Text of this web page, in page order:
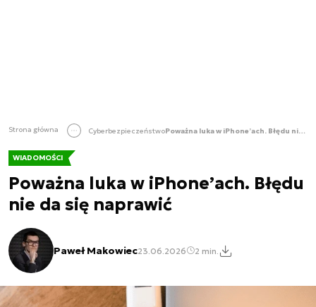
Strona główna Cyberbezpieczeństwo Poważna luka w iPhone’ach. Błędu nie da się naprawić
WIADOMOŚCI
Poważna luka w iPhone’ach. Błędu
nie da się naprawić
Paweł Makowiec23.06.2026 2 min.